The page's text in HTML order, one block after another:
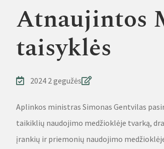
Atnaujintos
taisyklės
2024 2 gegužės
Aplinkos ministras Simonas Gentvilas
taikiklių naudojimo medžioklėje tvarką,
įrankių ir priemonių naudojimo